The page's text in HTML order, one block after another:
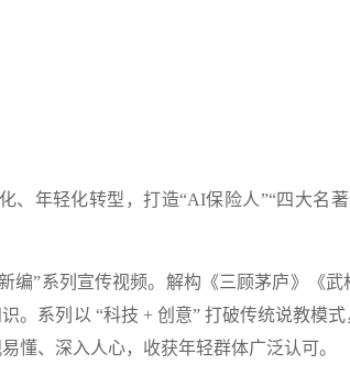
、年轻化转型，打造“AI保险人”“四大名
编”系列宣传视频。解构 《三顾茅庐》
《
。 系列以 “科技 + 创意” 打破传统说教模
懂、深入人心，收获年轻群体广泛认可。